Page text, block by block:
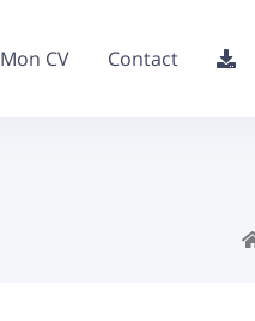
Mon CV Contact